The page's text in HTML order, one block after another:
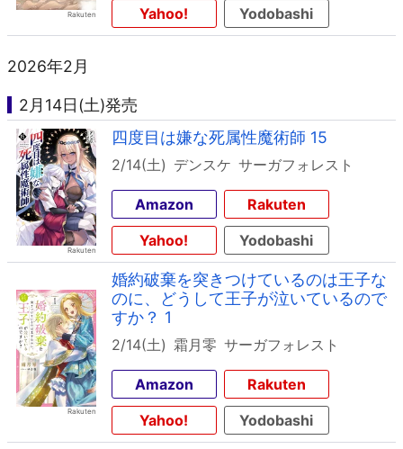
Yahoo!
Yodobashi
2026年2月
2月14日(土)発売
四度目は嫌な死属性魔術師 15
2/14(土) デンスケ サーガフォレスト
Amazon
Rakuten
Yahoo!
Yodobashi
婚約破棄を突きつけているのは王子な
のに、どうして王子が泣いているので
すか？ 1
2/14(土) 霜月零 サーガフォレスト
Amazon
Rakuten
Yahoo!
Yodobashi